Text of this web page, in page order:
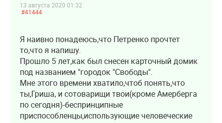
13 августа 2020 01:32
#41444
Я наивно понадеюсь,что Петренко прочтет
то,что я напишу.
Прошло 5 лет,как был снесен карточный домик
под названием "городок "Свободы".
Мне этого времени хватило,чтоб понять,что
ты,Гриша, и сотоварищи твои(кроме Амерберга
по сегодня)-беспринципные
приспособленцы,использующие человеческие